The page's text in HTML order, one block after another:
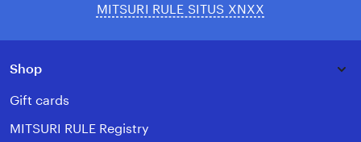
MITSURI RULE SITUS XNXX
Shop
Gift cards
MITSURI RULE Registry